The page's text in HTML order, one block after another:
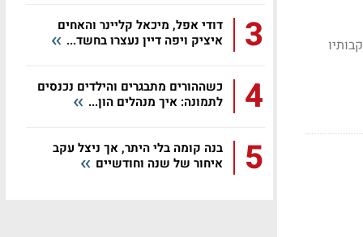
3
דודי אפל, מיכאל קליינר והאחים
איציק ויפה דיין נעצרו בחשד...
4
כשההורים מתבגרים והילדים נכנסים
לתמונה: איך מנהלים הון...
5
בנה קומה בלי היתר, אך ניצל עקב
איחור של שנה וחודשיים